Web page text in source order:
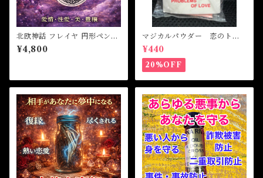
北欧神話 フレイヤ 円形ペンダ
ントネックレス
¥4,800
マジカルパウダー 恋のトラ
ブル Magical Powder PR
OBLEM OF LOVE
¥440
20%OFF